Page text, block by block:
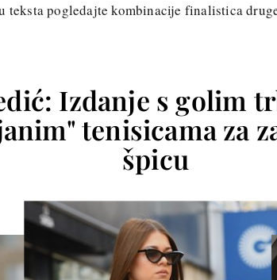
teksta pogledajte kombinacije finalistica
Izdanje s golim
tenisicama za
špicu